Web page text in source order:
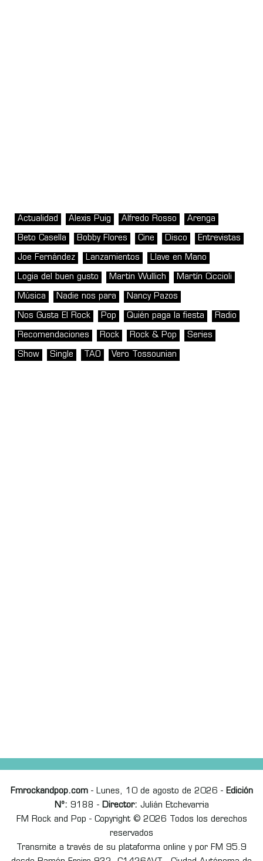
Actualidad Alexis Puig Alfredo Rosso Arenga
Beto Casella Bobby Flores Cine Disco Entrevistas
Joe Fernández Lanzamientos Llave en Mano
Logia del buen gusto Martin Wullich Martín Ciccioli
Música Nadie nos para Nancy Pazos
Nos Gusta El Rock Pop Quién paga la fiesta Radio
Recomendaciones Rock Rock & Pop Series
Show Single TAO Vero Tossounian
Fmrockandpop.com- Lunes, 10 de agosto de 2026 - Edición
Nº: 9188 - Director: Julián Etchevarria
FM Rock and Pop - Copyright © 2026 Todos los derechos
reservados
Transmite a través de su plataforma online y por FM 95.9